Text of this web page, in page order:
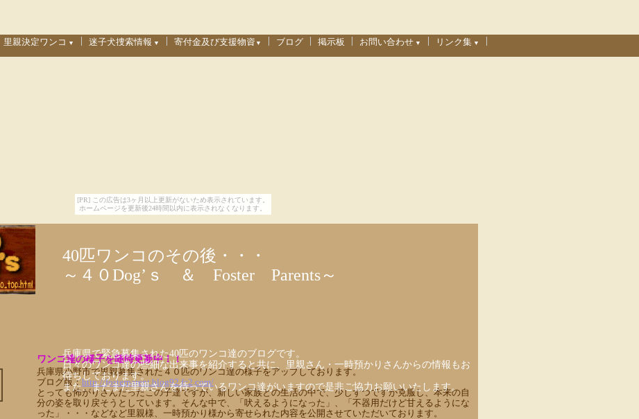
[PR] この広告は3ヶ月以上更新がないため表示されています。
ホームページを更新後24時間以内に表示されなくなります。
40匹ワンコのその後・・・
～４０Dog’ｓ ＆ Foster Parents～
兵庫県で緊急募集された40匹のワンコ達のブログです。
日々のワンコ達の些細な出来事を紹介すると共に、里親さん・一時預かりさんからの情報もお
待ちしております。
また、まだまだ里親さんを待っているワンコ達がいますので是非ご協力お願いいたします。
里親決定ワンコ ▼
里親決定ワンコ
迷子犬捜索情報 ▼
捜索中ワンコ一覧
寄付金及び支援物資 ▼
募集内容とご協力のお願い
ブログ 掲示板 お問い合わせ ▼
寄付金及び支援物資専用
リンク集 ▼
リンクについて
ワンコ達の様子を随時更新中！！
兵庫県小野市で里親募集された４０匹のワンコ達の様子をアップしております。
ブログ版：http://fosterparent.blog92.fc2.com/
とっても怖がりさんだったこの子達ですが、新しい家族との生活の中で、少しずつですが克服し、本来の自
分の姿を取り戻そうとしています。そんな中で、「吠えるようになった」、「不器用だけど甘えるようにな
った」・・・などなど里親様、一時預かり様から寄せられた内容を公開させていただいております。